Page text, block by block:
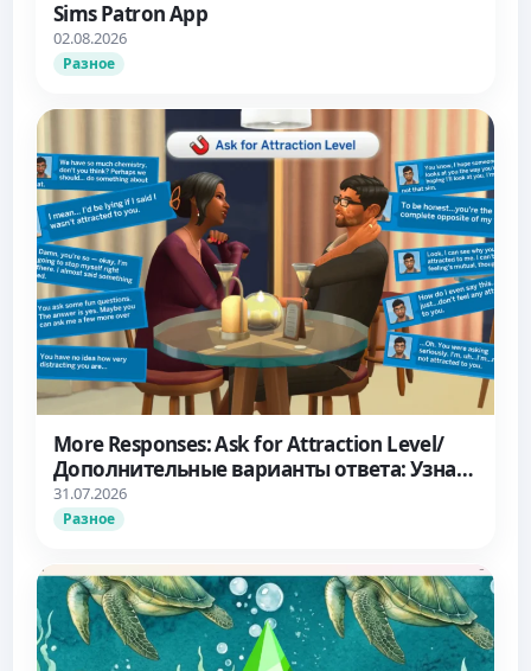
Sims Patron App
02.08.2026
Разное
More Responses: Ask for Attraction Level/
Дополнительные варианты ответа: Узнать
об уровне влечения
31.07.2026
Разное